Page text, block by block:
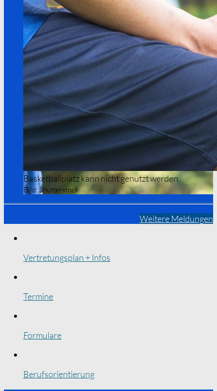
Basketballplatz kann nicht genutzt werden
Bild: Shutterstock
Weitere Meldungen
Vertretungsplan + Infos
Termine
Formulare
Berufsorientierung